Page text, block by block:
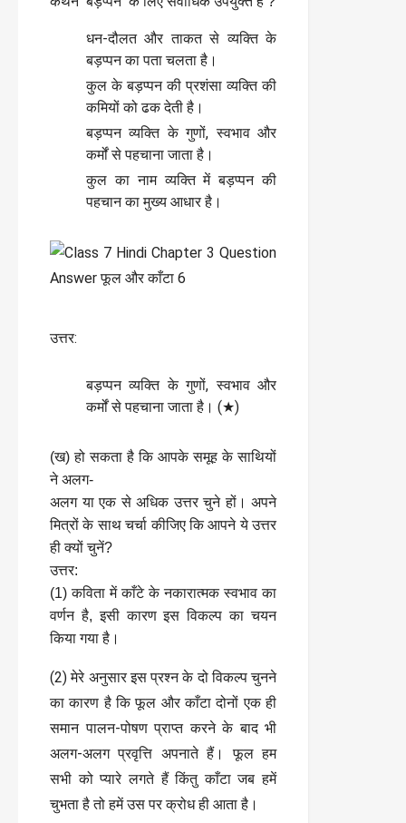
धन-दौलत और ताकत से व्यक्ति के
बड़प्पन का पता चलता है।
कुल के बड़प्पन की प्रशंसा व्यक्ति की
कमियों को ढक देती है।
बड़प्पन व्यक्ति के गुणों, स्वभाव और
कर्मों से पहचाना जाता है।
कुल का नाम व्यक्ति में बड़प्पन की
पहचान का मुख्य आधार है।
उत्तर:
बड़प्पन व्यक्ति के गुणों, स्वभाव और
कर्मों से पहचाना जाता है। (★)
(ख) हो सकता है कि आपके समूह के साथियों
ने अलग-
अलग या एक से अधिक उत्तर चुने हों। अपने
मित्रों के साथ चर्चा कीजिए कि आपने ये उत्तर
ही क्यों चुनें?
उत्तर:
(1) कविता में काँटे के नकारात्मक स्वभाव का
वर्णन है, इसी कारण इस विकल्प का चयन
किया गया है।
(2) मेरे अनुसार इस प्रश्न के दो विकल्प चुनने
का कारण है कि फूल और काँटा दोनों एक ही
समान पालन-पोषण प्राप्त करने के बाद भी
अलग-अलग प्रवृत्ति अपनाते हैं। फूल हम
सभी को प्यारे लगते हैं किंतु काँटा जब हमें
चुभता है तो हमें उस पर क्रोध ही आता है।